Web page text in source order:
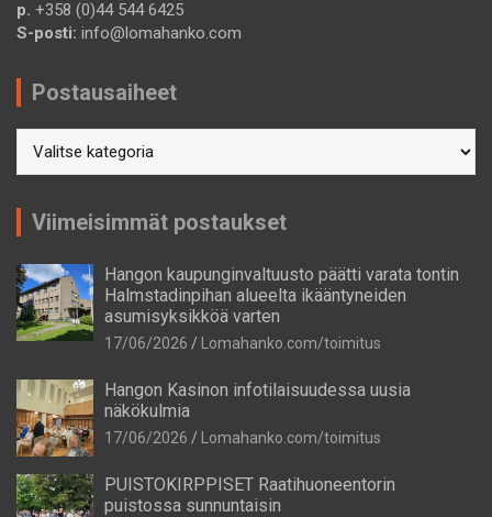
p. +358 (0)44 544 6425
S-posti: info@lomahanko.com
Postausaiheet
Viimeisimmät postaukset
Hangon kaupunginvaltuusto päätti varata tontin
Halmstadinpihan alueelta ikääntyneiden
asumisyksikköä varten
17/06/2026 Lomahanko.com/toimitus
Hangon Kasinon infotilaisuudessa uusia
näkökulmia
17/06/2026 Lomahanko.com/toimitus
PUISTOKIRPPISET Raatihuoneentorin
puistossa sunnuntaisin